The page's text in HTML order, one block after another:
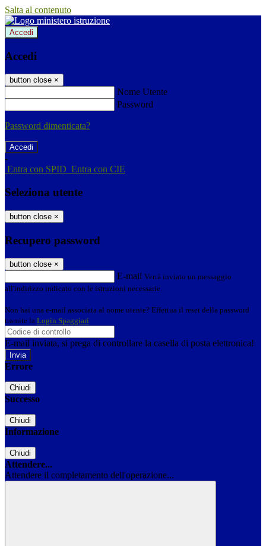
Salta al contenuto
Accedi
Accedi
button close ×
Nome Utente
Password
Password dimenticata?
-
Entra con SPID Entra con CIE
Seleziona utente
button close ×
Recupero password
button close ×
E-mail Verrà inviato un messaggio
all'indirizzo indicato con le istruzioni necessarie.
Non hai una e-mail associata al nome utente? Effettua il reset della password
tramite la Login Spaggiari
E-mail inviata, si prega di controllare la casella di posta elettronica!
Errore
Chiudi
Successo
Chiudi
Informazione
Chiudi
Attendere...
Attendere il completamento dell'operazione...